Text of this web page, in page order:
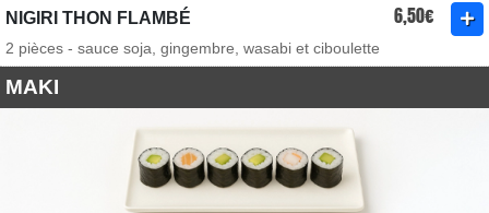
NIGIRI THON FLAMBÉ 6,50€
2 pièces - sauce soja, gingembre, wasabi et ciboulette
MAKI